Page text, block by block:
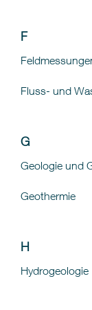
F
Fluss- und
G
Geologie und
Geothermie
H
Hydrogeologie